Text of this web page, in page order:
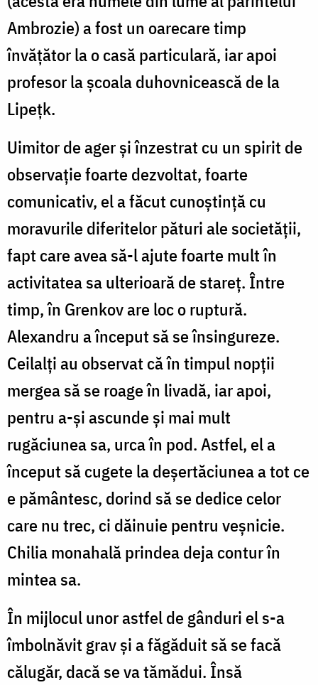
Ambrozie) a fost un oarecare timp
învățător la o casă particulară, iar apoi
profesor la școala duhovnicească de la
Lipețk.
Uimitor de ager și înzestrat cu un spirit de
observație foarte dezvoltat, foarte
comunicativ, el a făcut cunoștință cu
moravurile diferitelor pături ale societății,
fapt care avea să-l ajute foarte mult în
activitatea sa ulterioară de stareț. Între
timp, în Grenkov are loc o ruptură.
Alexandru a început să se însingureze.
Ceilalți au observat că în timpul nopții
mergea să se roage în livadă, iar apoi,
pentru a-și ascunde și mai mult
rugăciunea sa, urca în pod. Astfel, el a
început să cugete la deșertăciunea a tot ce
e pământesc, dorind să se dedice celor
care nu trec, ci dăinuie pentru veșnicie.
Chilia monahală prindea deja contur în
mintea sa.
În mijlocul unor astfel de gânduri el s-a
îmbolnăvit grav și a făgăduit să se facă
călugăr, dacă se va tămădui. Însă